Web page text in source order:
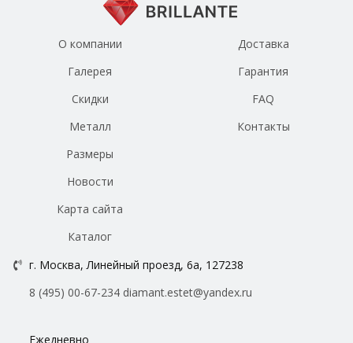
О компании
Галерея
Скидки
Металл
Размеры
Новости
Доставка
Гарантия
FAQ
Контакты
Карта сайта
Каталог
г. Москва, Линейный проезд, 6а, 127238
8 (495) 00-67-234 diamant.estet@yandex.ru
Ежедневно